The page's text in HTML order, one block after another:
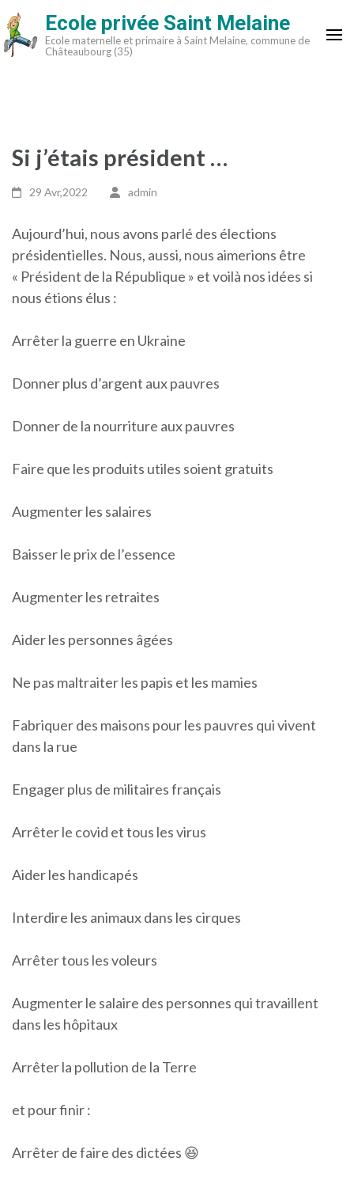
Aller
au
contenu
Ecole privée Saint Melaine
Ecole maternelle et primaire à Saint Melaine, commune de
Châteaubourg (35)
Si j’étais président …
29 Avr,2022 admin
Aujourd’hui, nous avons parlé des élections
présidentielles. Nous, aussi, nous aimerions être
« Président de la République » et voilà nos idées si
nous étions élus :
Arrêter la guerre en Ukraine
Donner plus d’argent aux pauvres
Donner de la nourriture aux pauvres
Faire que les produits utiles soient gratuits
Augmenter les salaires
Baisser le prix de l’essence
Augmenter les retraites
Aider les personnes âgées
Ne pas maltraiter les papis et les mamies
Fabriquer des maisons pour les pauvres qui vivent
dans la rue
Engager plus de militaires français
Arrêter le covid et tous les virus
Aider les handicapés
Interdire les animaux dans les cirques
Arrêter tous les voleurs
Augmenter le salaire des personnes qui travaillent
dans les hôpitaux
Arrêter la pollution de la Terre
et pour finir :
Arrêter de faire des dictées 😆